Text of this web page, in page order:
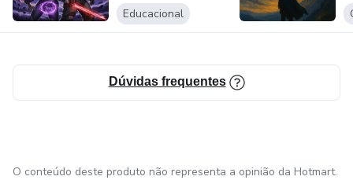
Educacional
Dúvidas frequentes
O conteúdo deste produto não representa a opinião da Hotmart.